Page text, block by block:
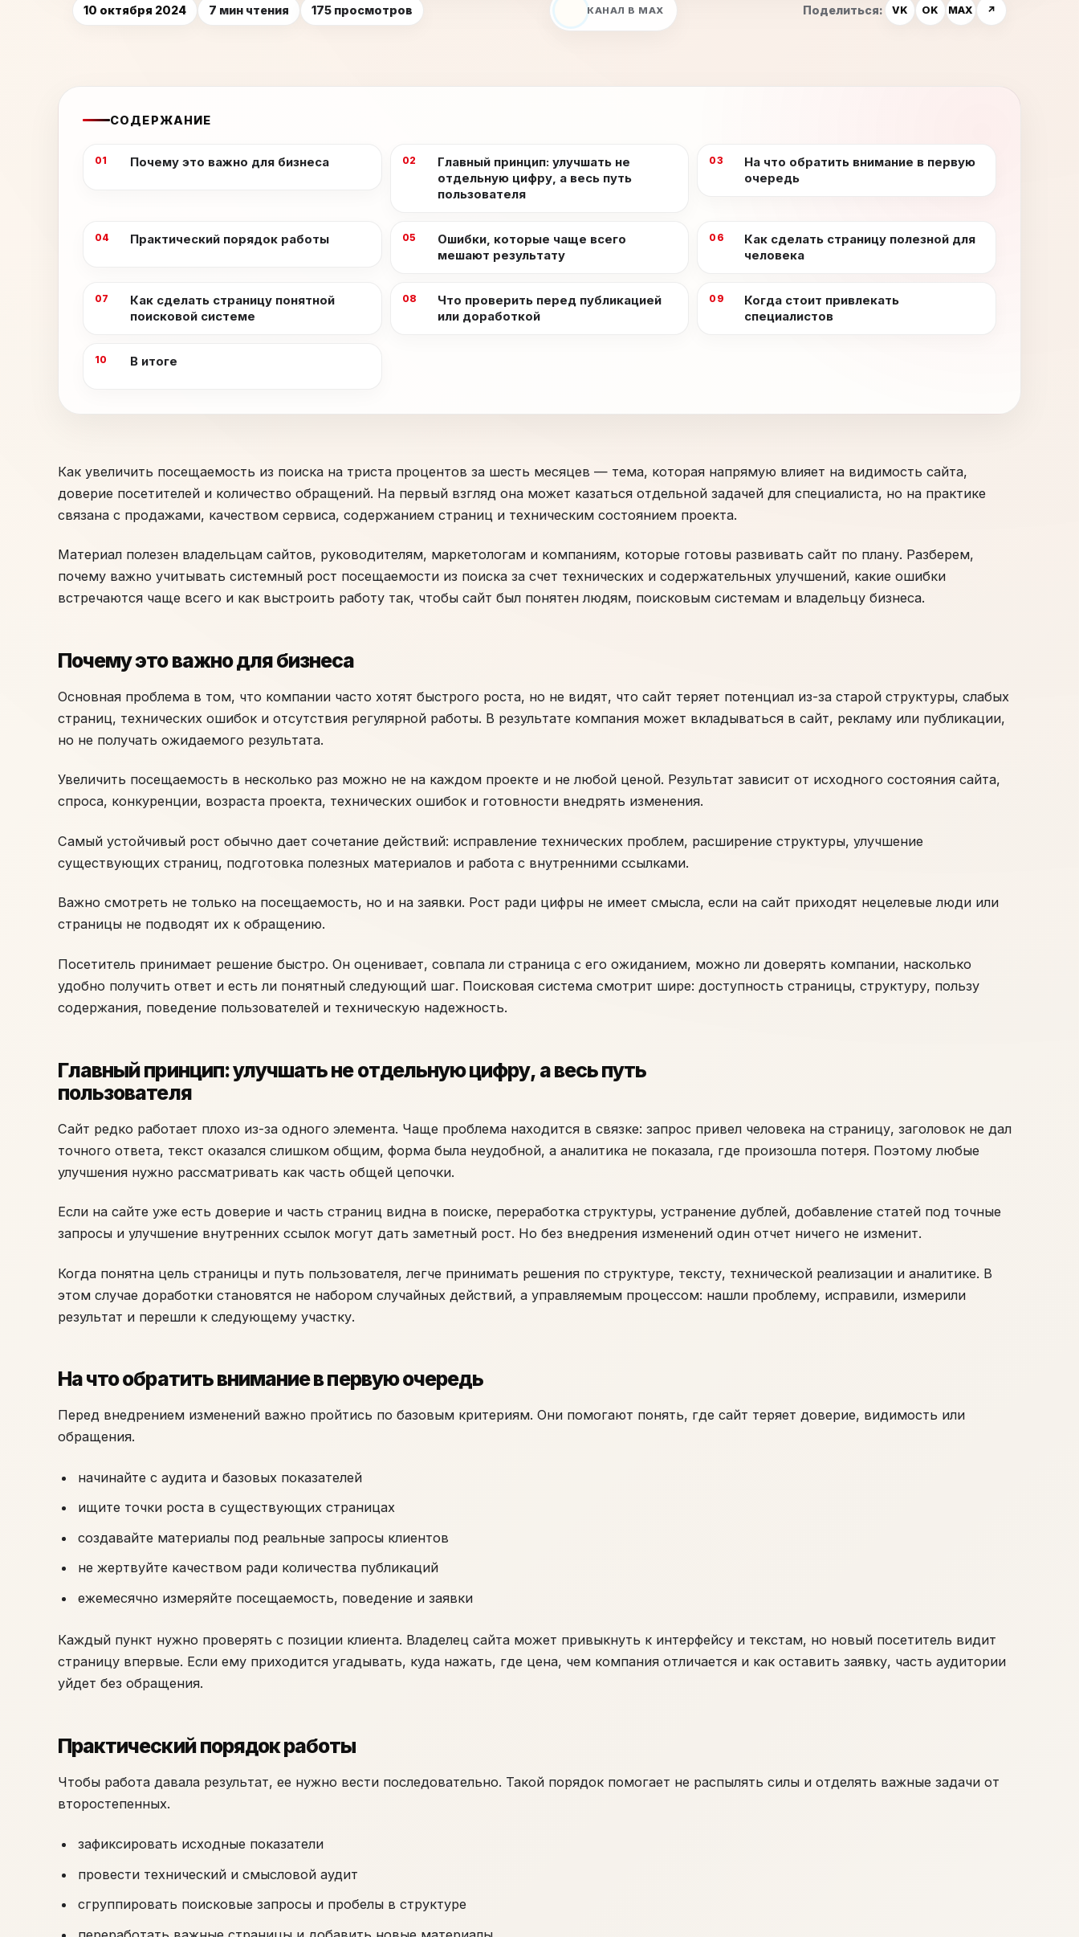
10 октября 2024 7 мин чтения 175 просмотров КАНАЛ В MAX Поделиться: VK OK MAX ↗
СОДЕРЖАНИЕ
Почему это важно для бизнеса
Главный принцип: улучшать не
отдельную цифру, а весь путь
пользователя
На что обратить внимание в первую
очередь
Практический порядок работы
Ошибки, которые чаще всего
мешают результату
Как сделать страницу полезной для
человека
Как сделать страницу понятной
поисковой системе
Что проверить перед публикацией
или доработкой
Когда стоит привлекать
специалистов
В итоге
Как увеличить посещаемость из поиска на триста процентов за шесть месяцев — тема, которая напрямую влияет на видимость сайта,
доверие посетителей и количество обращений. На первый взгляд она может казаться отдельной задачей для специалиста, но на практике
связана с продажами, качеством сервиса, содержанием страниц и техническим состоянием проекта.
Материал полезен владельцам сайтов, руководителям, маркетологам и компаниям, которые готовы развивать сайт по плану. Разберем,
почему важно учитывать системный рост посещаемости из поиска за счет технических и содержательных улучшений, какие ошибки
встречаются чаще всего и как выстроить работу так, чтобы сайт был понятен людям, поисковым системам и владельцу бизнеса.
Почему это важно для бизнеса
Основная проблема в том, что компании часто хотят быстрого роста, но не видят, что сайт теряет потенциал из-за старой структуры, слабых
страниц, технических ошибок и отсутствия регулярной работы. В результате компания может вкладываться в сайт, рекламу или публикации,
но не получать ожидаемого результата.
Увеличить посещаемость в несколько раз можно не на каждом проекте и не любой ценой. Результат зависит от исходного состояния сайта,
спроса, конкуренции, возраста проекта, технических ошибок и готовности внедрять изменения.
Самый устойчивый рост обычно дает сочетание действий: исправление технических проблем, расширение структуры, улучшение
существующих страниц, подготовка полезных материалов и работа с внутренними ссылками.
Важно смотреть не только на посещаемость, но и на заявки. Рост ради цифры не имеет смысла, если на сайт приходят нецелевые люди или
страницы не подводят их к обращению.
Посетитель принимает решение быстро. Он оценивает, совпала ли страница с его ожиданием, можно ли доверять компании, насколько
удобно получить ответ и есть ли понятный следующий шаг. Поисковая система смотрит шире: доступность страницы, структуру, пользу
содержания, поведение пользователей и техническую надежность.
Главный принцип: улучшать не отдельную цифру, а весь путь
пользователя
Сайт редко работает плохо из-за одного элемента. Чаще проблема находится в связке: запрос привел человека на страницу, заголовок не дал
точного ответа, текст оказался слишком общим, форма была неудобной, а аналитика не показала, где произошла потеря. Поэтому любые
улучшения нужно рассматривать как часть общей цепочки.
Если на сайте уже есть доверие и часть страниц видна в поиске, переработка структуры, устранение дублей, добавление статей под точные
запросы и улучшение внутренних ссылок могут дать заметный рост. Но без внедрения изменений один отчет ничего не изменит.
Когда понятна цель страницы и путь пользователя, легче принимать решения по структуре, тексту, технической реализации и аналитике. В
этом случае доработки становятся не набором случайных действий, а управляемым процессом: нашли проблему, исправили, измерили
результат и перешли к следующему участку.
На что обратить внимание в первую очередь
Перед внедрением изменений важно пройтись по базовым критериям. Они помогают понять, где сайт теряет доверие, видимость или
обращения.
начинайте с аудита и базовых показателей
ищите точки роста в существующих страницах
создавайте материалы под реальные запросы клиентов
не жертвуйте качеством ради количества публикаций
ежемесячно измеряйте посещаемость, поведение и заявки
Каждый пункт нужно проверять с позиции клиента. Владелец сайта может привыкнуть к интерфейсу и текстам, но новый посетитель видит
страницу впервые. Если ему приходится угадывать, куда нажать, где цена, чем компания отличается и как оставить заявку, часть аудитории
уйдет без обращения.
Практический порядок работы
Чтобы работа давала результат, ее нужно вести последовательно. Такой порядок помогает не распылять силы и отделять важные задачи от
второстепенных.
зафиксировать исходные показатели
провести технический и смысловой аудит
сгруппировать поисковые запросы и пробелы в структуре